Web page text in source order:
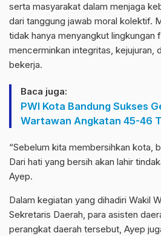
serta masyarakat dalam menjaga
dari tanggung jawab moral kolektif.
tidak hanya menyangkut lingkungan
mencerminkan integritas, kejujuran,
bekerja.
Baca juga:
PWI Kota Bandung Sukses
Wartawan Angkatan 45-46
“Sebelum kita membersihkan kota,
Dari hati yang bersih akan lahir
Ayep.
Dalam kegiatan yang dihadiri Wakil
Sekretaris Daerah, para asisten
perangkat daerah tersebut, Ayep